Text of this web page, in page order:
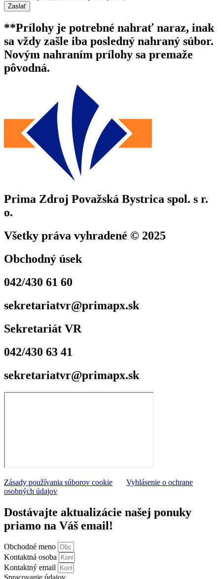
Zaslať
**Prílohy je potrebné nahrať naraz, inak
sa vždy zašle iba posledný nahraný súbor.
Novým nahraním prílohy sa premaže
pôvodná.
Prima Zdroj Považská Bystrica spol. s r.
o.
Všetky práva vyhradené © 2025
Obchodný úsek
042/430 61 60
sekretariatvr@primapx.sk
Sekretariát VR
042/430 63 41
sekretariatvr@primapx.sk
Zásady používania súborov cookie
Vyhlásenie o ochrane
osobných údajov
Dostávajte aktualizácie našej ponuky
priamo na Váš email!
Obchodné meno
Kontaktná osoba
Kontaktný email